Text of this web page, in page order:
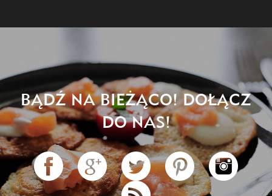
BĄDŹ NA BIEŻĄCO! DOŁĄCZ
DO NAS!